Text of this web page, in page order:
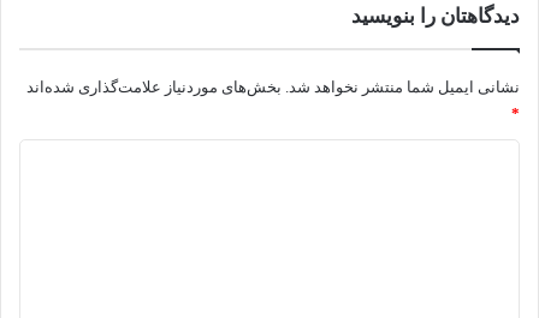
دیدگاهتان را بنویسید
نشانی ایمیل شما منتشر نخواهد شد. بخش‌های موردنیاز علامت‌گذاری شده‌اند
*